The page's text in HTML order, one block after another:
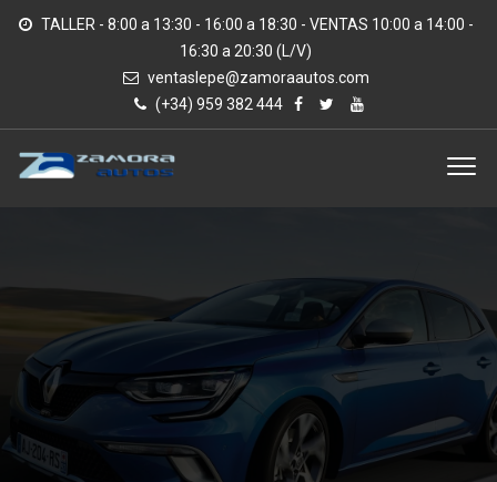
TALLER - 8:00 a 13:30 - 16:00 a 18:30 - VENTAS 10:00 a 14:00 -
16:30 a 20:30 (L/V)
ventaslepe@zamoraautos.com
(+34) 959 382 444